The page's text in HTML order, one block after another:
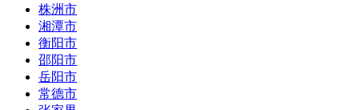
株洲市
湘潭市
衡阳市
邵阳市
岳阳市
常德市